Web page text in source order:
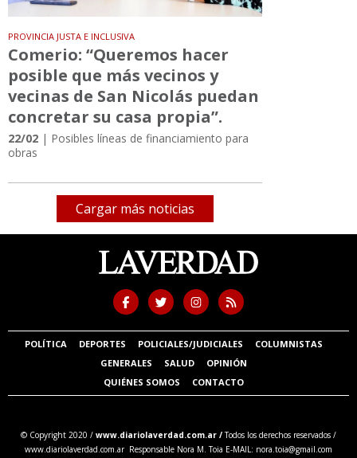
PROVINCIA JUSTA E INCLUSIVA
Comerio: “Queremos hacer
posible que más vecinos y
vecinas de San Nicolás puedan
concretar su casa propia”.
22/02 | Posibles líneas de financiamiento para
obras
Cargar más noticias
POLÍTICA DEPORTES POLICIALES/JUDICIALES
COLUMNISTAS
GENERALES
SALUD
OPINIÓN
QUIÉNES SOMOS
CONTACTO
© Copyright 2020 / www.diariolaverdad.com.ar /Todos los derechos reservados /
www.diariolaverdad.com.ar Responsable Nora M. Toia E-MAIL: nora.toia@gmail.com